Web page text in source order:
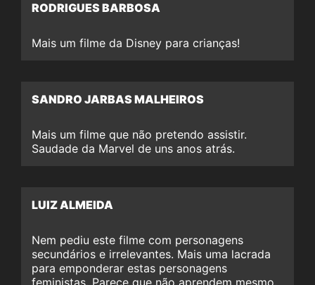
RODRIGUES BARBOSA
Mais um filme da Disney para crianças!
SANDRO JARBAS MALHEIROS
Mais um filme que não pretendo assistir.
Saudade da Marvel de uns anos atrás.
LUIZ ALMEIDA
Nem pediu este filme com personagens
secundários e irrelevantes. Mais uma lacrada
para emponderar estas personagens